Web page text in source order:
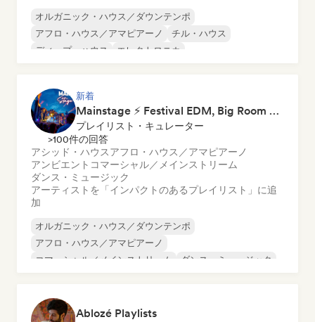
オルガニック・ハウス／ダウンテンポ
アフロ・ハウス／アマピアーノ
チル・ハウス
ディープ・ハウス
エレクトロニカ
新着
Mainstage ⚡ Festival EDM, Big Room & House Anthems
プレイリスト・キュレーター
>100件の回答
アシッド・ハウスアフロ・ハウス／アマピアーノ
アンビエント コマーシャル／メインストリーム
ダンス・ミュージック
アーティストを「インパクトのあるプレイリスト」に追
加
オルガニック・ハウス／ダウンテンポ
アフロ・ハウス／アマピアーノ
コマーシャル／メインストリーム
ダンス・ミュージック
Ablozé Playlists